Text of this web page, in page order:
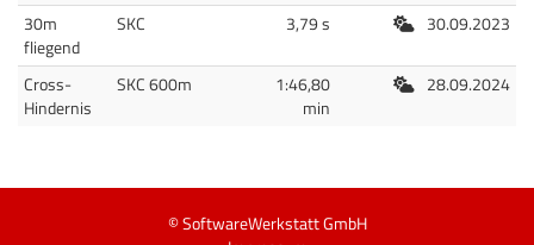
30m
fliegend
SKC 3,79 s Freiluft
30.09.2023
Cross-
Hindernis
SKC 600m
1:46,80
min
Freiluft
28.09.2024
© SoftwareWerkstatt GmbH